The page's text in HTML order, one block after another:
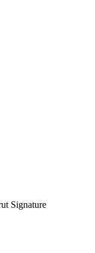
Signature